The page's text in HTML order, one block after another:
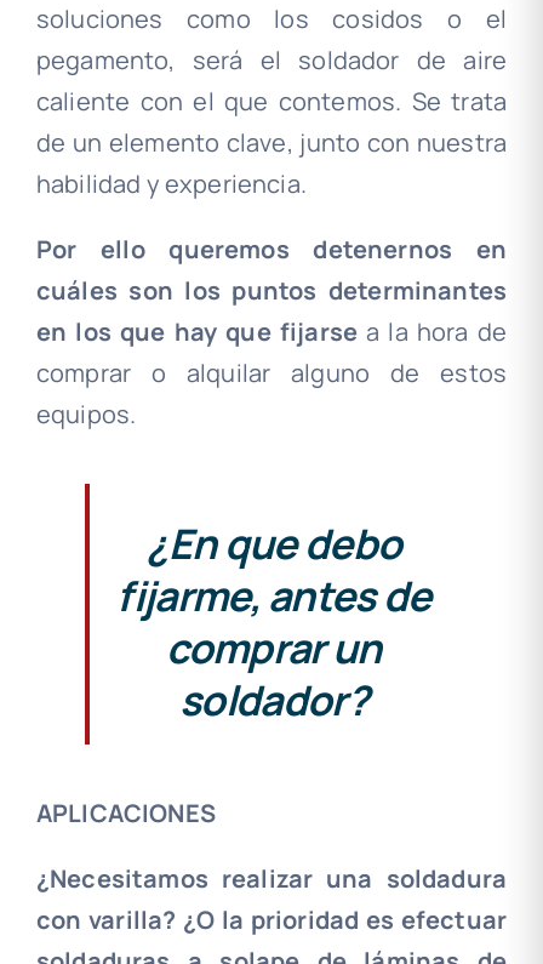
soluciones como los cosidos o el
pegamento, será el soldador de aire
caliente con el que contemos. Se trata
de un elemento clave, junto con nuestra
habilidad y experiencia.
Por ello queremos detenernos en
cuáles son los puntos determinantes
en los que hay que fijarse a la hora de
comprar o alquilar alguno de estos
equipos.
¿En que debo
fijarme, antes de
comprar un
soldador?
APLICACIONES
¿Necesitamos realizar una soldadura
con varilla? ¿O la prioridad es efectuar